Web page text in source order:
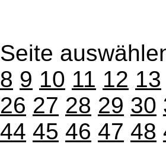
Seite
8 9 10 11 12 13
26 27 28 29 30
44 45 46 47 48